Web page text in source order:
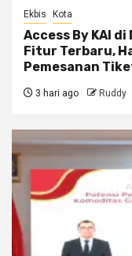
Ekbis Kota
Access By KAI
Fitur Terbaru,
Pemesanan
3 hari ago Ruddy